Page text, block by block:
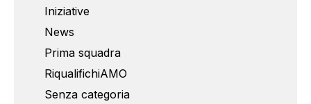
Iniziative
News
Prima squadra
RiqualifichiAMO
Senza categoria